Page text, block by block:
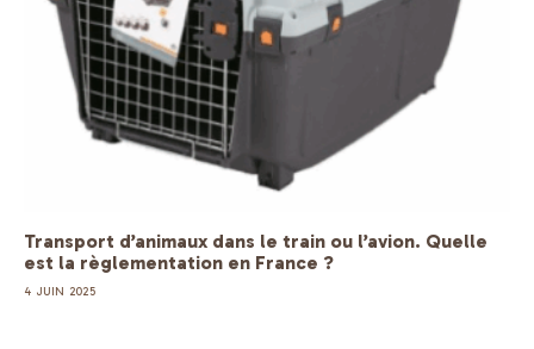
Transport d’animaux dans le train ou l’avion. Quelle
est la règlementation en France ?
4 JUIN 2025